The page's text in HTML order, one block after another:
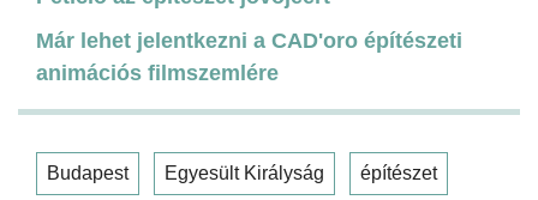
Már lehet jelentkezni a CAD'oro építészeti
animációs filmszemlére
Budapest Egyesült Királyság építészet